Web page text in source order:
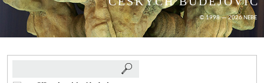
© 1998 — 2026 NEBE